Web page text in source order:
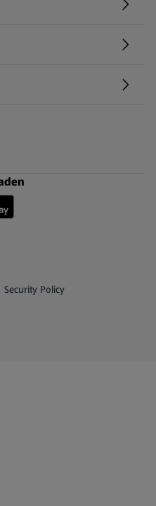
Security Policy
(öffnet in einem neuen Tab)